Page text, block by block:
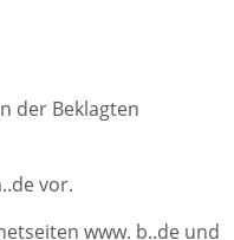
der Beklagten
vor.
www. b..de und